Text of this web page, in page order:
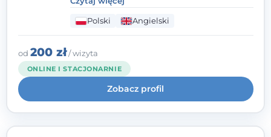
seksualnego, żałoby, kryzysów życiowych i
wypalenia zawodowego. Pracuję w języku
polskim i angielskim, w podejściu
humanistycznym, opartym na
partnerstwie i podmiotowości klienta.
Polski Angielski
od 200 zł/ wizyta
ONLINE I STACJONARNIE
Zobacz profil